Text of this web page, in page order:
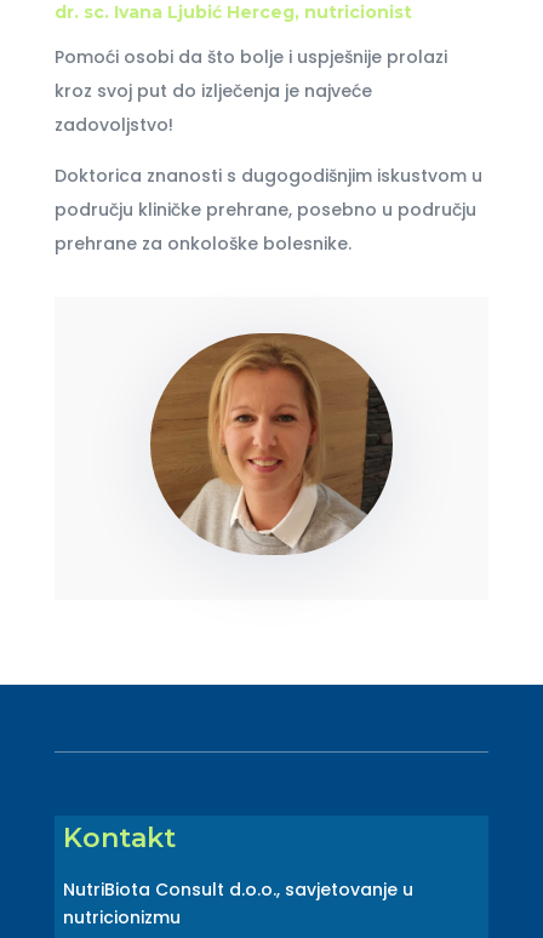
dr. sc. Ivana Ljubić Herceg, nutricionist
Pomoći osobi da što bolje i uspješnije prolazi
kroz svoj put do izlječenja je najveće
zadovoljstvo!
Doktorica znanosti s dugogodišnjim iskustvom u
području kliničke prehrane, posebno u području
prehrane za onkološke bolesnike.
Kontakt
NutriBiota Consult d.o.o., savjetovanje u
nutricionizmu